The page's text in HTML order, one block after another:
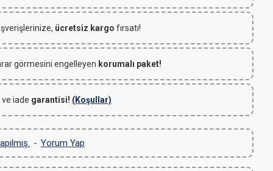
ücretsiz kargo fırsatı!
görmesini engelleyen korumalı paket!
iade garantisi! (Koşullar)
- Yorum Yap